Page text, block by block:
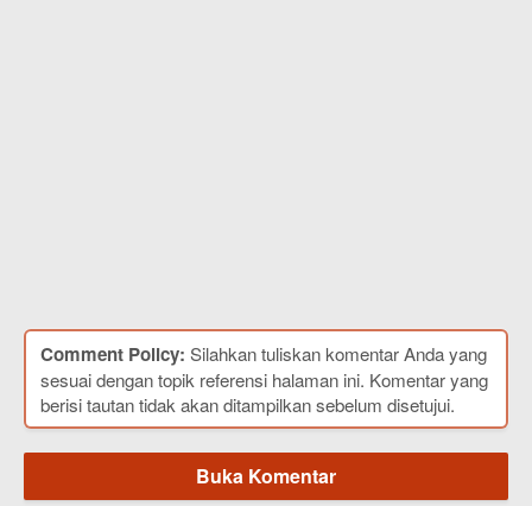
Comment Policy: Silahkan tuliskan komentar Anda yang
sesuai dengan topik referensi halaman ini. Komentar yang
berisi tautan tidak akan ditampilkan sebelum disetujui.
Buka Komentar